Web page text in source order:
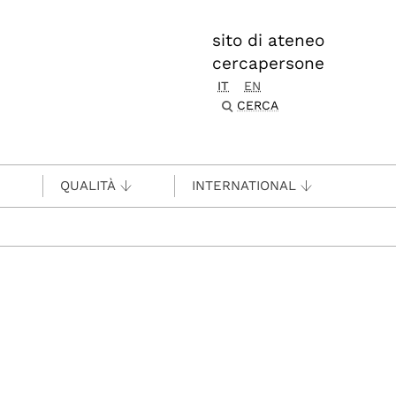
sito di ateneo
cercapersone
IT
EN
CERCA
QUALITÀ INTERNATIONAL